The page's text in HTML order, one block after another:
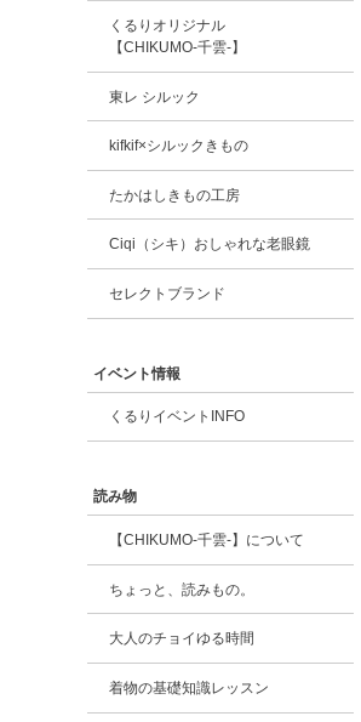
くるりオリジナル
【CHIKUMO-千雲-】
東レ シルック
kifkif×シルックきもの
たかはしきもの工房
Ciqi（シキ）おしゃれな老眼鏡
セレクトブランド
イベント情報
くるりイベントINFO
読み物
【CHIKUMO-千雲-】について
ちょっと、読みもの。
大人のチョイゆる時間
着物の基礎知識レッスン